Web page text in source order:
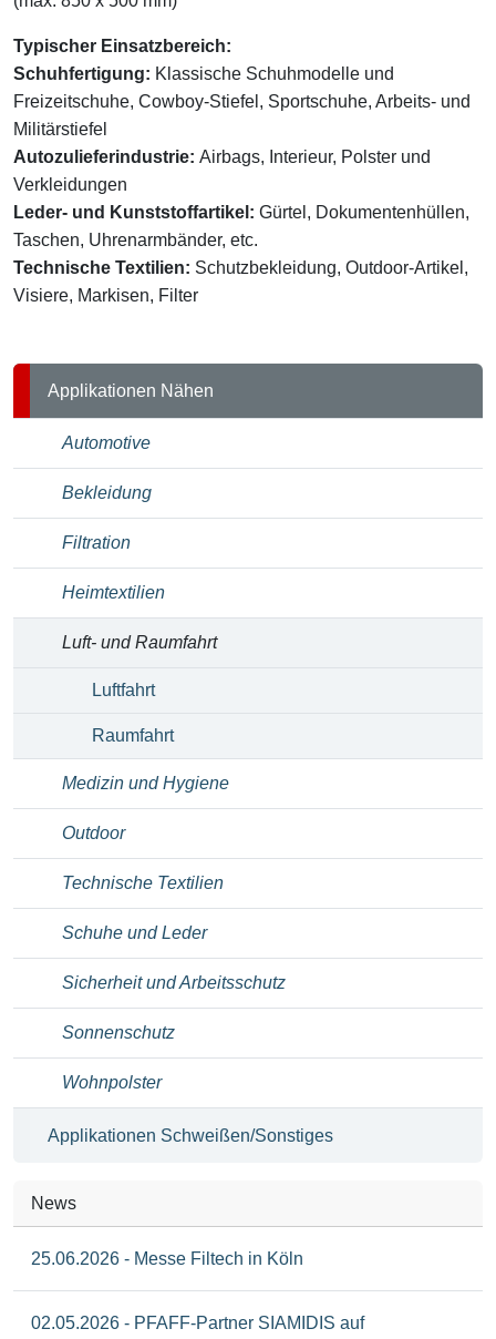
Typischer Einsatzbereich:
Schuhfertigung: Klassische Schuhmodelle und
Freizeitschuhe, Cowboy-Stiefel, Sportschuhe, Arbeits- und
Militärstiefel
Autozulieferindustrie: Airbags, Interieur, Polster und
Verkleidungen
Leder- und Kunststoffartikel: Gürtel, Dokumentenhüllen,
Taschen, Uhrenarmbänder, etc.
Technische Textilien: Schutzbekleidung, Outdoor-Artikel,
Visiere, Markisen, Filter
Applikationen Nähen
Automotive
Bekleidung
Filtration
Heimtextilien
Luft- und Raumfahrt
Luftfahrt
Raumfahrt
Medizin und Hygiene
Outdoor
Technische Textilien
Schuhe und Leder
Sicherheit und Arbeitsschutz
Sonnenschutz
Wohnpolster
Applikationen Schweißen/Sonstiges
News
25.06.2026 - Messe Filtech in Köln
02.05.2026 - PFAFF-Partner SIAMIDIS auf